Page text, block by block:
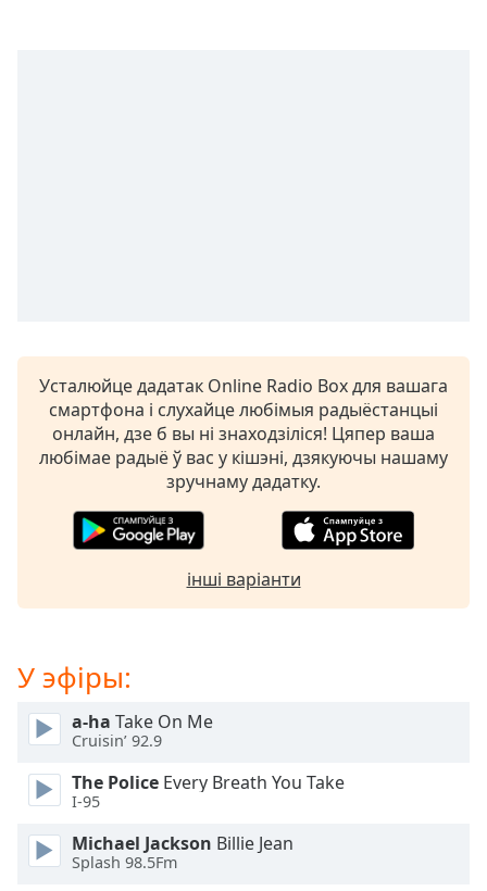
descriptions
off,
selected
subtitles
settings ,
settings
off,
Audio
Picture-
Picture
Fullscreen
Усталюйце дадатак Online Radio Box для вашага
смартфона і слухайце любімыя радыёстанцыі
онлайн, дзе б вы ні знаходзіліся! Цяпер ваша
любімае радыё ў вас у кішэні, дзякуючы нашаму
зручнаму дадатку.
інші варіанти
У эфіры:
a-ha Take On Me
Cruisin’ 92.9
The Police Every Breath You Take
I-95
Michael Jackson Billie Jean
Splash 98.5Fm